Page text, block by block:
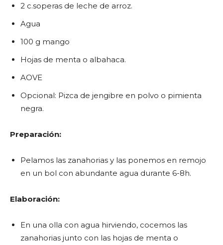
2 c.soperas de leche de arroz.
Agua
100 g mango
Hojas de menta o albahaca.
AOVE
Opcional: Pizca de jengibre en polvo o pimienta
negra.
Preparación:
Pelamos las zanahorias y las ponemos en remojo
en un bol con abundante agua durante 6-8h.
Elaboración:
En una olla con agua hirviendo, cocemos las
zanahorias junto con las hojas de menta o